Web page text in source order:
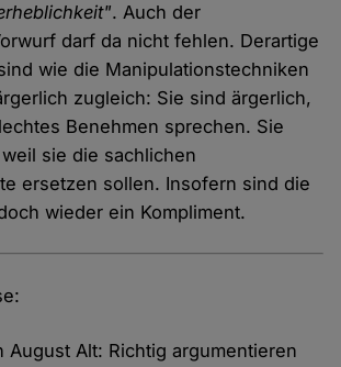
. Auch der
darf da nicht fehlen. Derartige
wie die Manipulationstechniken
zugleich: Sie sind ärgerlich,
Benehmen sprechen. Sie
sie die sachlichen
ersetzen sollen. Insofern sind die
wieder ein Kompliment.
August Alt: Richtig argumentieren